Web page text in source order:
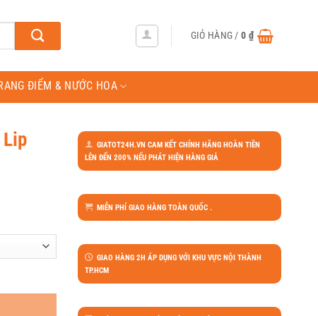
GIỎ HÀNG /0 ₫
ĐIỂM & NƯỚC HOA
Lip
GIATOT24H.VN CAM KẾT CHÍNH HÃNG HOÀN TIỀN
LÊN ĐẾN 200% NẾU PHÁT HIỆN HÀNG GIẢ
MIỄN PHÍ GIAO HÀNG TOÀN QUỐC .
GIAO HÀNG 2H ÁP DỤNG VỚI KHU VỰC NỘI THÀNH
TP.HCM